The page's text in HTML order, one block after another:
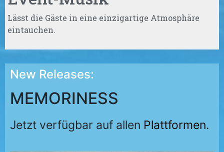
Lässt die Gäste in eine einzigartige Atmosphäre
eintauchen.
New Releases:
MEMORINESS
Jetzt verfügbar auf allen Plattformen.